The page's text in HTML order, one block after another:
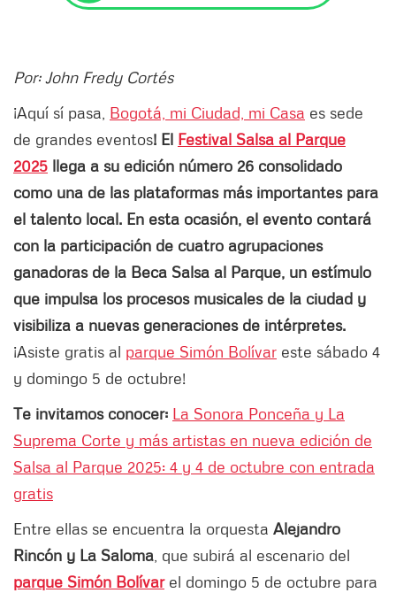
Por: John Fredy Cortés
¡Aquí sí pasa, Bogotá, mi Ciudad, mi Casa es sede
de grandes eventos! El Festival Salsa al Parque
2025 llega a su edición número 26 consolidado
como una de las plataformas más importantes para
el talento local. En esta ocasión, el evento contará
con la participación de cuatro agrupaciones
ganadoras de la Beca Salsa al Parque, un estímulo
que impulsa los procesos musicales de la ciudad y
visibiliza a nuevas generaciones de intérpretes.
¡Asiste gratis al parque Simón Bolívar este sábado 4
y domingo 5 de octubre!
Te invitamos conocer: La Sonora Ponceña y La
Suprema Corte y más artistas en nueva edición de
Salsa al Parque 2025: 4 y 4 de octubre con entrada
gratis
Entre ellas se encuentra la orquesta Alejandro
Rincón y La Saloma , que subirá al escenario del
parque Simón Bolívarel domingo 5 de octubre para